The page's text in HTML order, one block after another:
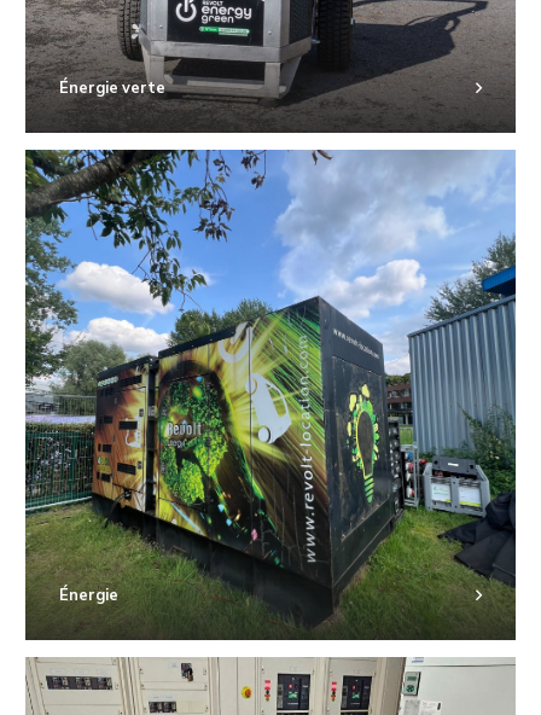
Énergie verte
Énergie